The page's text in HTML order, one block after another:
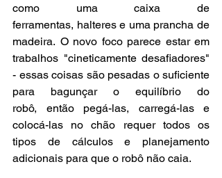
como uma caixa de
ferramentas, halteres e uma prancha de
madeira. O novo foco parece estar em
trabalhos "cineticamente desafiadores"
- essas coisas são pesadas o suficiente
para bagunçar o equilíbrio do
robô, então pegá-las, carregá-las e
colocá-las no chão requer todos os
tipos de cálculos e planejamento
adicionais para que o robô não caia.